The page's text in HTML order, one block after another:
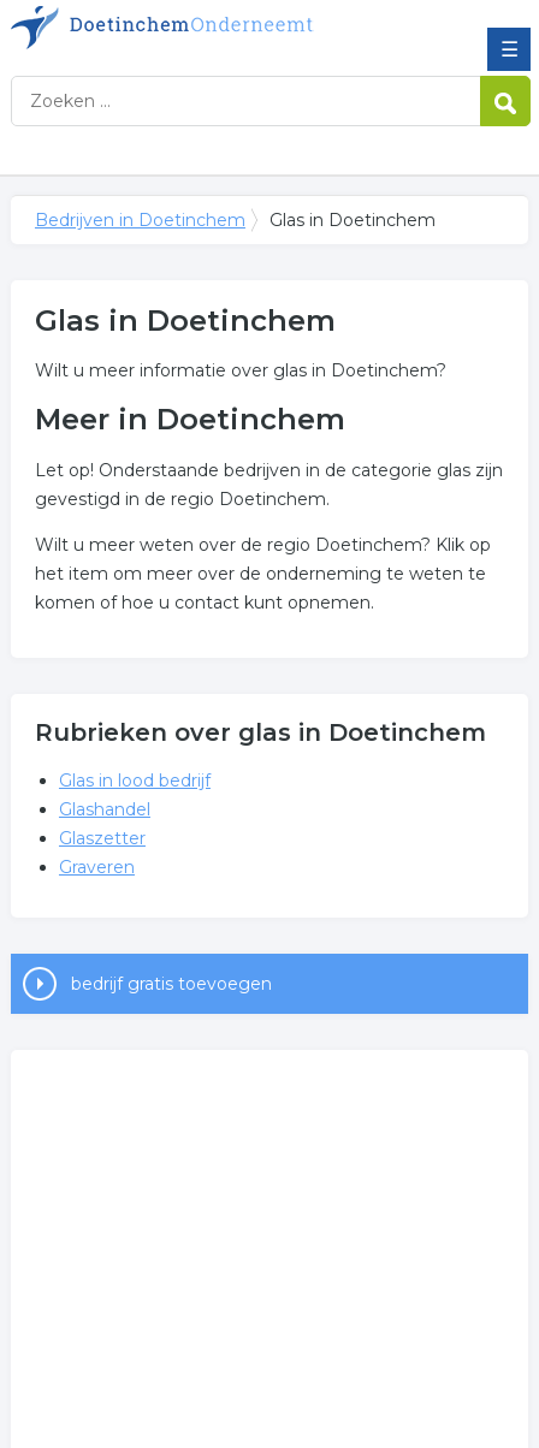
☰
Bedrijven in Doetinchem Glas in Doetinchem
Glas in Doetinchem
Wilt u meer informatie over glas in Doetinchem?
Meer in Doetinchem
Let op! Onderstaande bedrijven in de categorie glas zijn
gevestigd in de regio Doetinchem.
Wilt u meer weten over de regio Doetinchem? Klik op
het item om meer over de onderneming te weten te
komen of hoe u contact kunt opnemen.
Rubrieken over glas in Doetinchem
Glas in lood bedrijf
Glashandel
Glaszetter
Graveren
bedrijf gratis toevoegen